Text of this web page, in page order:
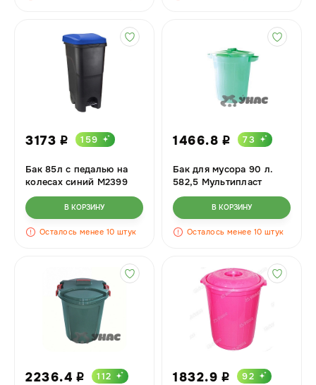
3173 i 159
Бак 85л с педалью на
колесах синий М2399
В КОРЗИНУ
Осталось менее 10 штук
1466.8 i 73
Бак для мусора 90 л.
582,5 Мультипласт
В КОРЗИНУ
Осталось менее 10 штук
2236.4 i 112 1832.9 i 92